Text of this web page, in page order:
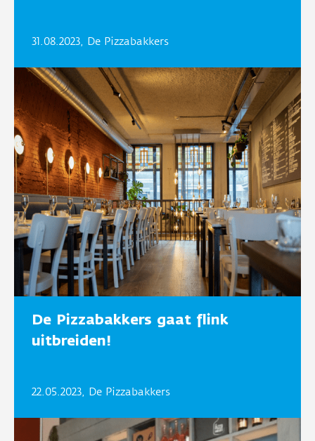
31.08.2023, De Pizzabakkers
De Pizzabakkers gaat flink
uitbreiden!
22.05.2023, De Pizzabakkers